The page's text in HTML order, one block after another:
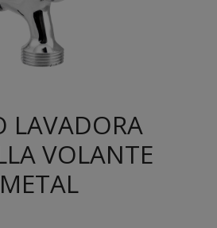
LAVADORA
VOLANTE
METAL